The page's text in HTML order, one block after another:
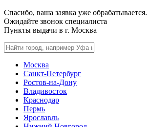
Спасибо, ваша заявка уже обрабатывается.
Ожидайте звонок специалиста
Пункты выдачи в г. Москва
Москва
Санкт-Петербург
Ростов-на-Дону
Владивосток
Краснодар
Пермь
Ярославль